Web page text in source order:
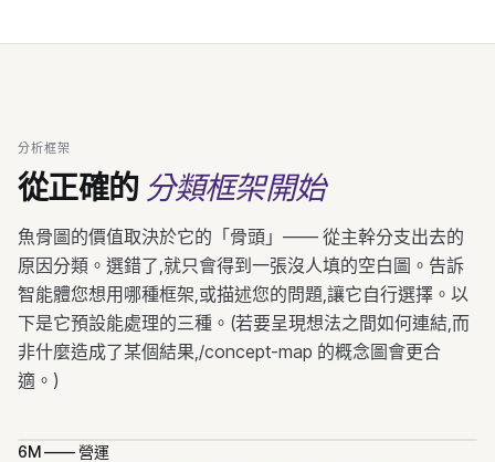
分析框架
從正確的 分類框架開始
魚骨圖的價值取決於它的「骨頭」—— 從主幹分支出去的
原因分類。選錯了,就只會得到一張沒人填的空白圖。告訴
智能體您想用哪種框架,或描述您的問題,讓它自行選擇。以
下是它預設能處理的三種。(若要呈現想法之間如何連結,而
非什麼造成了某個結果,/concept-map 的概念圖會更合
適。)
6M —— 營運